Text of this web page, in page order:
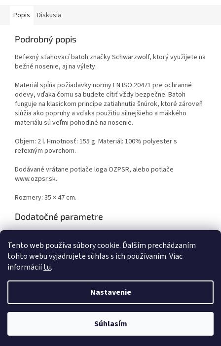
Tento web používa súbory cookie. Ďalším prechádzaním
tohto webu vyjadrujete súhlas s ich používaním. Viac
informáciítu.
Nastavenie
Súhlasím
Popis Diskusia
Podrobný popis
Refexný sťahovací batoh značky Schwarzwolf, ktorý využijete na
bežné nosenie, aj na výlety.
Materiál spĺňa požiadavky normy EN ISO 20471 pre ochranné
odevy, vďaka čomu sa budete cítiť vždy bezpečne. Batoh
funguje na klasickom princípe zatiahnutia šnúrok, ktoré zároveň
slúžia ako popruhy a vďaka použitiu silnejšieho a mäkkého
materiálu sú veľmi pohodlné na nosenie.
Objem: 2 l. Hmotnosť: 155 g. Materiál: 100% polyester s
refexným povrchom.
Dodávané vrátane potlače loga OZPSR, alebo potlače
www.ozpsr.sk.
Rozmery: 35 × 47 cm.
Dodatočné parametre
Záruka: 2 roky
Vytvoril Shoptet
OZPSR shop. Všetky práva vyhradené.